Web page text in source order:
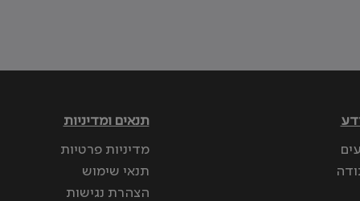
תנאים ומדיניות
מדיניות פרטיות
תנאי שימוש
הצהרת נגישות